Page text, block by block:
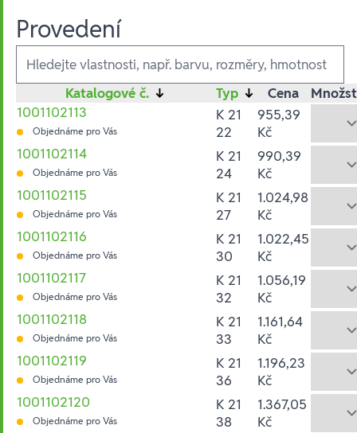
Provedení
Ausführungen
Katalogové č. ↓ Typ ↓ Cena
1001102113
Objednáme pro Vás
K 21
22
955,39
Kč
1001102114
Objednáme pro Vás
K 21
24
990,39
Kč
1001102115
Objednáme pro Vás
K 21
27
1.024,98
Kč
1001102116
Objednáme pro Vás
K 21
30
1.022,45
Kč
1001102117
Objednáme pro Vás
K 21
32
1.056,19
Kč
1001102118
Objednáme pro Vás
K 21
33
1.161,64
Kč
1001102119
Objednáme pro Vás
K 21
36
1.196,23
Kč
1001102120
Objednáme pro Vás
K 21
38
1.367,05
Kč